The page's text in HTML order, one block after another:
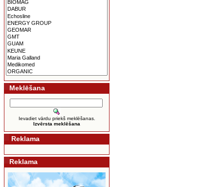
Meklēšana
Ievadiet vārdu priekš meklēšanas.
Izvērsta meklēšana
Reklama
Reklama